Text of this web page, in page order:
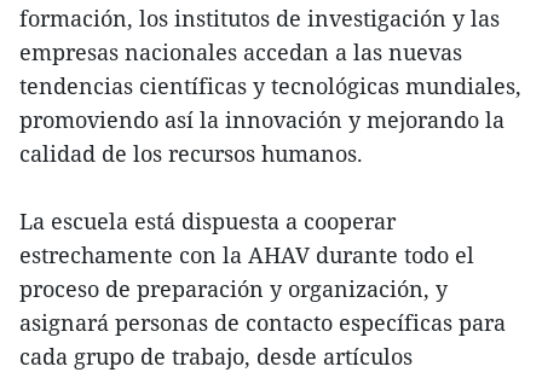
formación, los institutos de investigación y las
empresas nacionales accedan a las nuevas
tendencias científicas y tecnológicas mundiales,
promoviendo así la innovación y mejorando la
calidad de los recursos humanos.
La escuela está dispuesta a cooperar
estrechamente con la AHAV durante todo el
proceso de preparación y organización, y
asignará personas de contacto específicas para
cada grupo de trabajo, desde artículos